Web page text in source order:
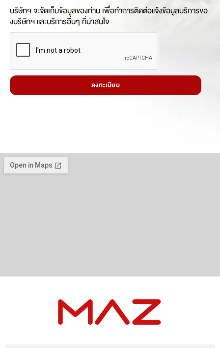
บริษัทฯ จะจัดเก็บข้อมูลของท่าน เพื่อทำการติดต่อแจ้งข้อมูลบริการขอ
งบริษัทฯ และบริการอื่นๆ ที่น่าสนใจ
ลงทะเบียน